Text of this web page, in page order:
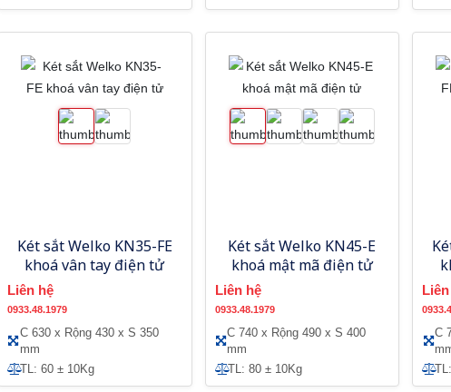
Két sắt Welko KN35-FE
khoá vân tay điện tử
Liên hệ
0933.48.1979
C 630 x Rộng 430 x S 350
mm
TL: 60 ± 10Kg
Két sắt Welko KN45-E
khoá mật mã điện tử
Liên hệ
0933.48.1979
C 740 x Rộng 490 x S 400
mm
TL: 80 ± 10Kg
C